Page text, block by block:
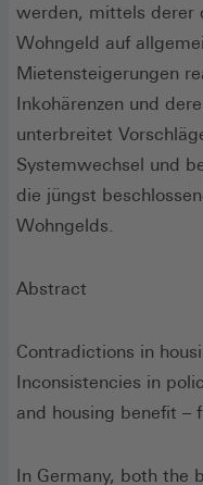
werden, mittels derer
Wohngeld auf
Mietensteigerungen
Inkohärenzen und
unterbreitet
Systemwechsel und
die jüngst
Wohngelds.
Abstract
Contradictions in
Inconsistencies in
and housing benefit –
In Germany, both the